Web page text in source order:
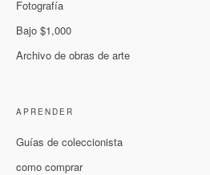
Fotografía
Bajo $1,000
Archivo de obras de arte
APRENDER
Guías de coleccionista
como comprar